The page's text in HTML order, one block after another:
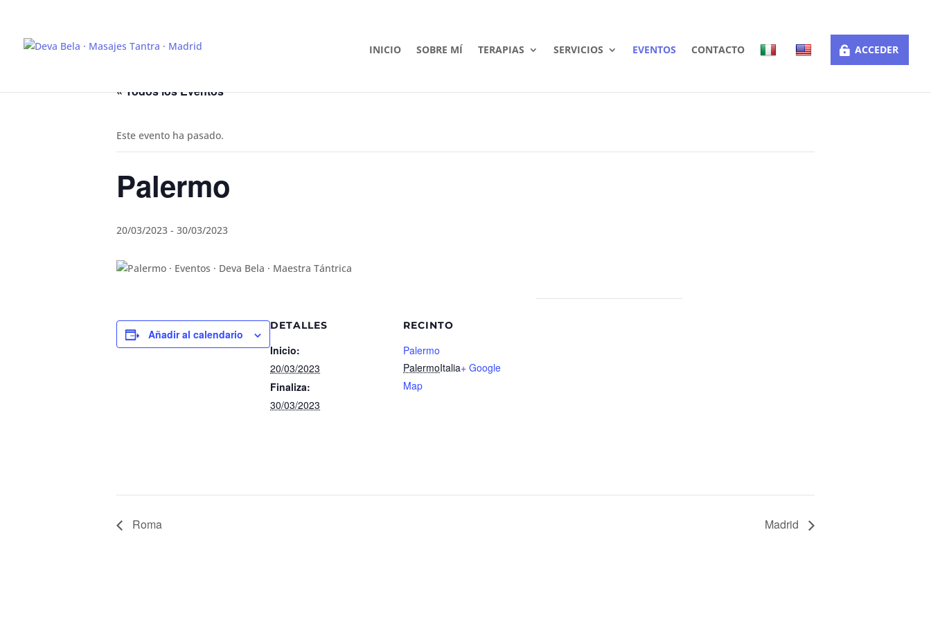
INICIO SOBRE MÍ TERAPIAS SERVICIOS EVENTOS CONTACTO ACCEDER
« Todos los Eventos
Este evento ha pasado.
Palermo
20/03/2023 - 30/03/2023
Añadir al calendario
DETALLES
Inicio:
20/03/2023
Finaliza:
30/03/2023
RECINTO
Palermo
PalermoItalia+ Google
Map
Roma Madrid